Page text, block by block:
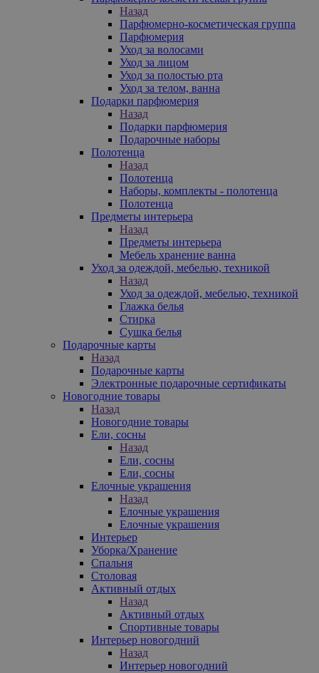
Назад
Парфюмерно-косметическая группа
Парфюмерия
Уход за волосами
Уход за лицом
Уход за полостью рта
Уход за телом, ванна
Подарки парфюмерия
Назад
Подарки парфюмерия
Подарочные наборы
Полотенца
Назад
Полотенца
Наборы, комплекты - полотенца
Полотенца
Предметы интерьера
Назад
Предметы интерьера
Мебель хранение ванна
Уход за одеждой, мебелью, техникой
Назад
Уход за одеждой, мебелью, техникой
Глажка белья
Стирка
Сушка белья
Подарочные карты
Назад
Подарочные карты
Электронные подарочные сертификаты
Новогодние товары
Назад
Новогодние товары
Ели, сосны
Назад
Ели, сосны
Ели, сосны
Елочные украшения
Назад
Елочные украшения
Елочные украшения
Интерьер
Уборка/Хранение
Спальня
Столовая
Активный отдых
Назад
Активный отдых
Спортивные товары
Интерьер новогодний
Назад
Интерьер новогодний